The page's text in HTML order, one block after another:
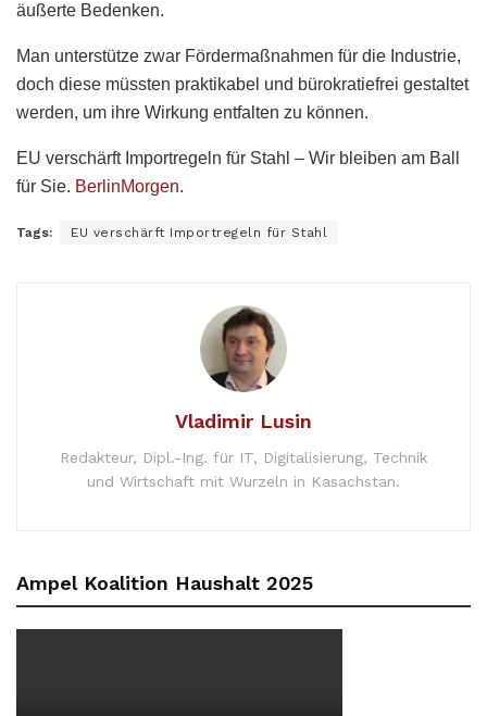
äußerte Bedenken.
Man unterstütze zwar Fördermaßnahmen für die Industrie,
doch diese müssten praktikabel und bürokratiefrei gestaltet
werden, um ihre Wirkung entfalten zu können.
EU verschärft Importregeln für Stahl – Wir bleiben am Ball
für Sie. BerlinMorgen.
Tags: EU verschärft Importregeln für Stahl
Vladimir Lusin
Redakteur, Dipl.-Ing. für IT, Digitalisierung, Technik
und Wirtschaft mit Wurzeln in Kasachstan.
Ampel Koalition Haushalt 2025